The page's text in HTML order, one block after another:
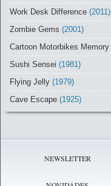
Work Desk Difference (2011)
Zombie Gems (2001)
Cartoon Motorbikes Memory
Sushi Sensei (1981)
Flying Jelly (1979)
Cave Escape (1925)
NEWSLETTER